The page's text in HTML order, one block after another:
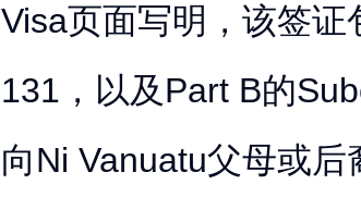
Visa页面写明，该签
131，以及Part B的
向Ni Vanuatu父母或后